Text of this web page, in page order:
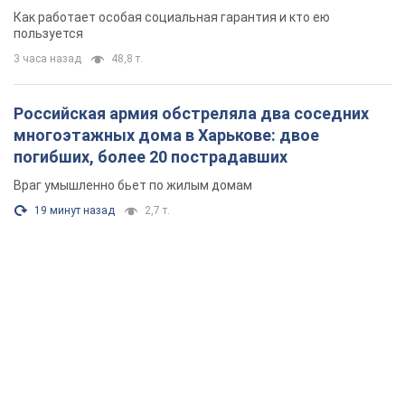
поселился
Как работает особая социальная гарантия и кто ею
пользуется
3 часа назад 48,8 т.
Российская армия обстреляла два соседних
многоэтажных дома в Харькове: двое
погибших, более 20 пострадавших
Враг умышленно бьет по жилым домам
19 минут назад 2,7 т.